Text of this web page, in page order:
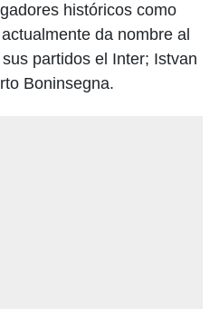
históricos como
da nombre al
partidos el Inter; Istvan
Boninsegna.